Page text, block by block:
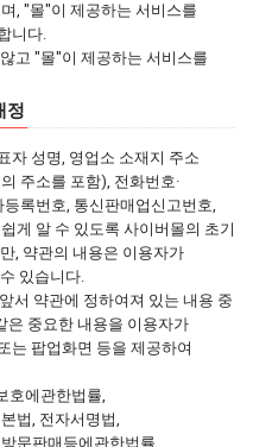
, "몰"이 제공하는 서비스를
니다.
고 "몰"이 제공하는 서비스를
정
자 성명, 영업소 소재지 주소
주소를 포함), 전화번호·
록번호, 통신판매업신고번호,
게 알 수 있도록 사이버몰의 초기
, 약관의 내용은 이용자가
있습니다.
서 약관에 정하여져 있는 내용 중
은 중요한 내용을 이용자가
는 팝업화면 등을 제공하여
호에관한법률,
법, 전자서명법,
문판매등에관한법률,